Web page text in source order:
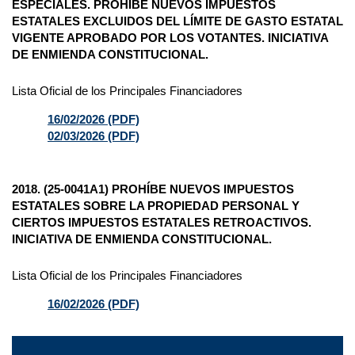
ESPECIALES. PROHÍBE NUEVOS IMPUESTOS
ESTATALES EXCLUIDOS DEL LÍMITE DE GASTO ESTATAL
VIGENTE APROBADO POR LOS VOTANTES. INICIATIVA
DE ENMIENDA CONSTITUCIONAL.
Lista Oficial de los Principales Financiadores
16/02/2026 (PDF)
02/03/2026 (PDF)
2018. (25-0041A1) PROHÍBE NUEVOS IMPUESTOS
ESTATALES SOBRE LA PROPIEDAD PERSONAL Y
CIERTOS IMPUESTOS ESTATALES RETROACTIVOS.
INICIATIVA DE ENMIENDA CONSTITUCIONAL.
Lista Oficial de los Principales Financiadores
16/02/2026 (PDF)